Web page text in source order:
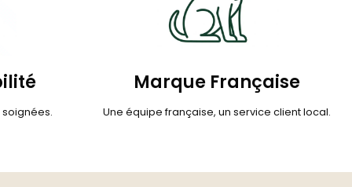
soignées.
Marque Française
Une équipe française, un service client local.